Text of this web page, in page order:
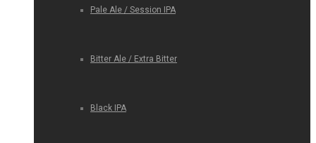
Pale Ale / Session IPA
Bitter Ale / Extra Bitter
Black IPA